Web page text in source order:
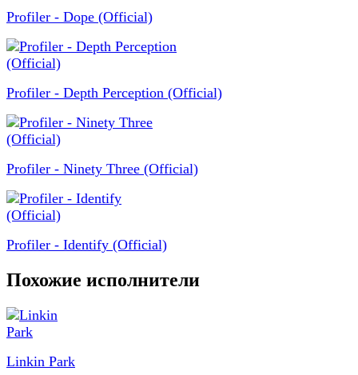
Profiler - Dope (Official)
Profiler - Depth Perception (Official)
Profiler - Ninety Three (Official)
Profiler - Identify (Official)
Похожие исполнители
Linkin Park